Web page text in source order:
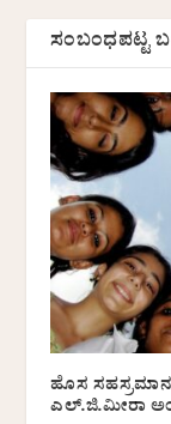
ಸಂಬಂಧಪಟ್ಟ
ಹೊಸ
ಎಲ್.ಜಿ.ಮೀರಾ